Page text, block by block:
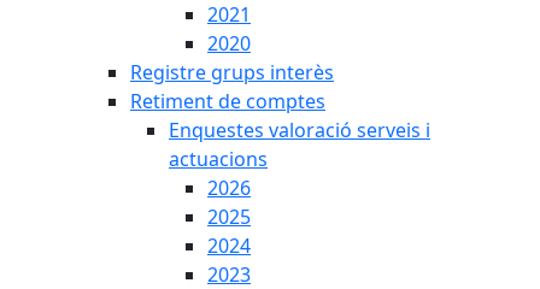
2021
2020
Registre grups interès
Retiment de comptes
Enquestes valoració serveis i
actuacions
2026
2025
2024
2023